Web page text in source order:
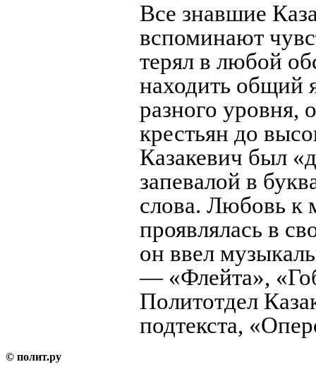
Все знавшие
вспоминают
терял в любой
находить общий
разного уровня,
крестьян до
Казакевич был
запевалой в
слова. Любовь к
проявлялась в
он ввел
— «Флейта»,
Политотдел
подтекста,
© полит.ру